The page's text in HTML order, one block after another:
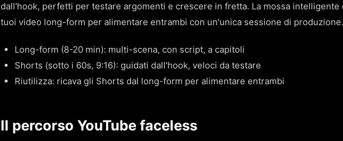
dall'hook, perfetti per testare argomenti e crescere in fretta. La mossa intelligente
tuoi video long-form per alimentare entrambi con un'unica sessione di produzione.
Long-form (8-20 min): multi-scena, con script, a capitoli
Shorts (sotto i 60s, 9:16): guidati dall'hook, veloci da testare
Riutilizza: ricava gli Shorts dal long-form per alimentare entrambi
Il percorso YouTube faceless